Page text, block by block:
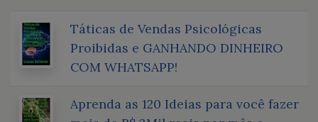
Táticas de Vendas Psicológicas
Proibidas e GANHANDO DINHEIRO
COM WHATSAPP!
Aprenda as 120 Ideias para você fazer